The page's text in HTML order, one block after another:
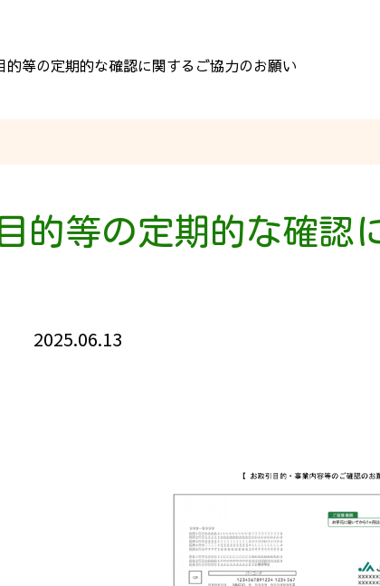
的等の定期的な確認に関するご協力のお願い
的等の定期的な確認
2025.06.13